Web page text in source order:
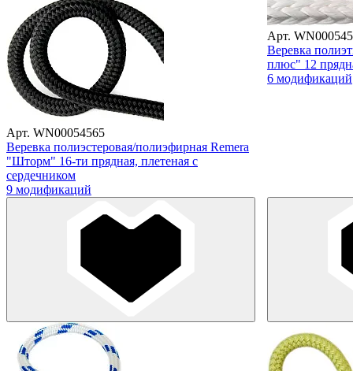
Арт. WN00054565
Веревка полиэстеровая/полиэфирная Remera
"Шторм" 16-ти прядная, плетеная с
сердечником
9 модификаций
Арт.
Веревка
плюс" 12
6 модификаций